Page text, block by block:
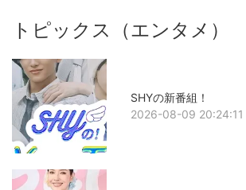
トピックス（エンタメ）
SHYの新番組！
2026-08-09 20:24:11